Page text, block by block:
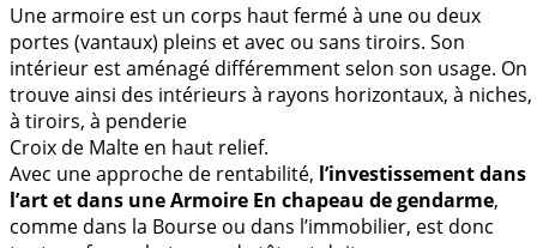
Une armoire est un corps haut fermé à une ou deux
portes (vantaux) pleins et avec ou sans tiroirs. Son
intérieur est aménagé différemment selon son usage. On
trouve ainsi des intérieurs à rayons horizontaux, à niches,
à tiroirs, à penderie
Croix de Malte en haut relief.
Avec une approche de rentabilité, l’investissement dans
l’art et dans une Armoire En chapeau de gendarme,
comme dans la Bourse ou dans l’immobilier, est donc